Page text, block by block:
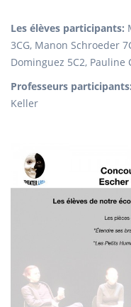
Les élèves participants:
3CG, Manon Schroeder
Dominguez 5C2, Pauline
Professeurs participants:
Keller